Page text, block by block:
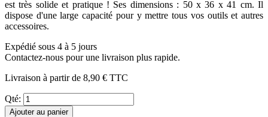
est très solide et pratique ! Ses dimensions : 50 x 36 x 41 cm. Il
dispose d'une large capacité pour y mettre tous vos outils et autres
accessoires.
Expédié sous 4 à 5 jours
Contactez-nous pour une livraison plus rapide.
Livraison à partir de 8,90 € TTC
Qté:
Ajouter au panier